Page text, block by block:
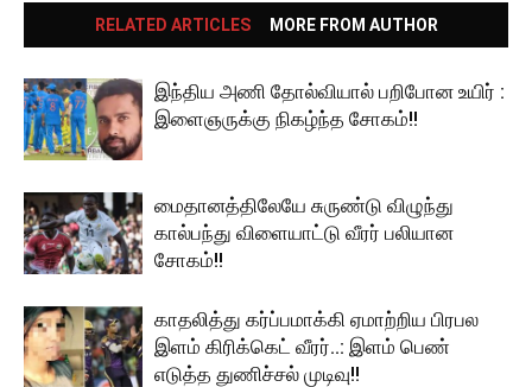
RELATED ARTICLES MORE FROM AUTHOR
இந்திய அணி தோல்வியால் பறிபோன உயிர் :
இளைஞருக்கு நிகழ்ந்த சோகம்!!
மைதானத்திலேயே சுருண்டு விழுந்து
கால்பந்து விளையாட்டு வீரர் பலியான
சோகம்!!
காதலித்து கர்ப்பமாக்கி ஏமாற்றிய பிரபல
இளம் கிரிக்கெட் வீரர்..: இளம் பெண்
எடுத்த துணிச்சல் முடிவு!!